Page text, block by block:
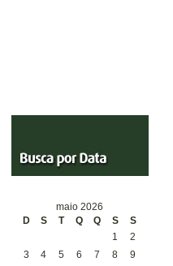
maio 2026
D
S T Q Q S S
1
2
3
4 5 6 7 8
9